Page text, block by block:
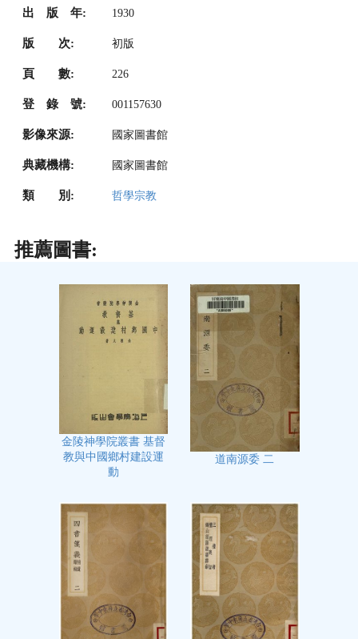
出 版 年: 1930
版 次: 初版
頁 數: 226
登 錄 號: 001157630
影像來源: 國家圖書館
典藏機構: 國家圖書館
類 別: 哲學宗教
推薦圖書:
金陵神學院叢書 基督
教與中國鄉村建設運
動
道南源委 二